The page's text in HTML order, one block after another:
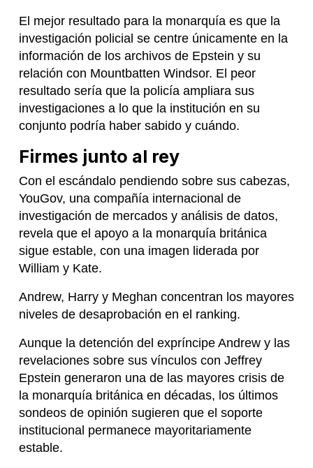
El mejor resultado para la monarquía es que la
investigación policial se centre únicamente en la
información de los archivos de Epstein y su
relación con Mountbatten Windsor. El peor
resultado sería que la policía ampliara sus
investigaciones a lo que la institución en su
conjunto podría haber sabido y cuándo.
Firmes junto al rey
Con el escándalo pendiendo sobre sus cabezas,
YouGov, una compañía internacional de
investigación de mercados y análisis de datos,
revela que el apoyo a la monarquía británica
sigue estable, con una imagen liderada por
William y Kate.
Andrew, Harry y Meghan concentran los mayores
niveles de desaprobación en el ranking.
Aunque la detención del expríncipe Andrew y las
revelaciones sobre sus vínculos con Jeffrey
Epstein generaron una de las mayores crisis de
la monarquía británica en décadas, los últimos
sondeos de opinión sugieren que el soporte
institucional permanece mayoritariamente
estable.